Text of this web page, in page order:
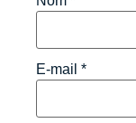
E-mail *